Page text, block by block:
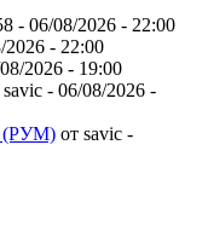
- 06/08/2026 - 22:00
2026 - 22:00
2026 - 19:00
savic - 06/08/2026 -
(РУМ) от savic -